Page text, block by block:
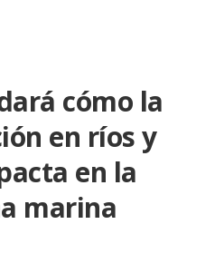
cómo la
en ríos y
en la
marina